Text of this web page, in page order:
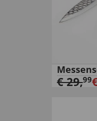
€29,99